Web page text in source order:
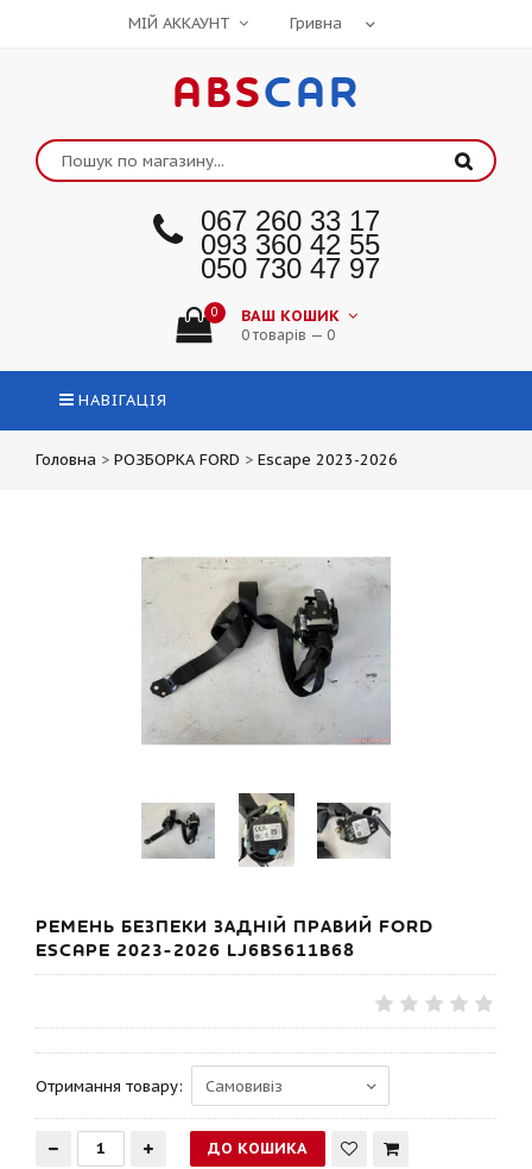
МІЙ АККАУНТ
ABSCAR
067 260 33 17
093 360 42 55
050 730 47 97
0 ВАШ КОШИК
0 товарів — 0
НАВІГАЦІЯ
Головна > РОЗБОРКА FORD > Escape 2023-2026
РЕМЕНЬ БЕЗПЕКИ ЗАДНІЙ ПРАВИЙ FORD
ESCAPE 2023-2026 LJ6BS611B68
Отримання товару: